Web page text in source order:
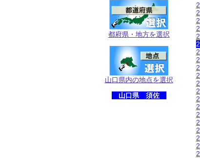
都府県・地方を選択
山口県内の地点を選択
山口県 須佐